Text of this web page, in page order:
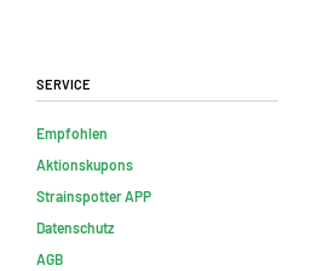
Service
Empfohlen
Aktionskupons
Strainspotter APP
Datenschutz
AGB